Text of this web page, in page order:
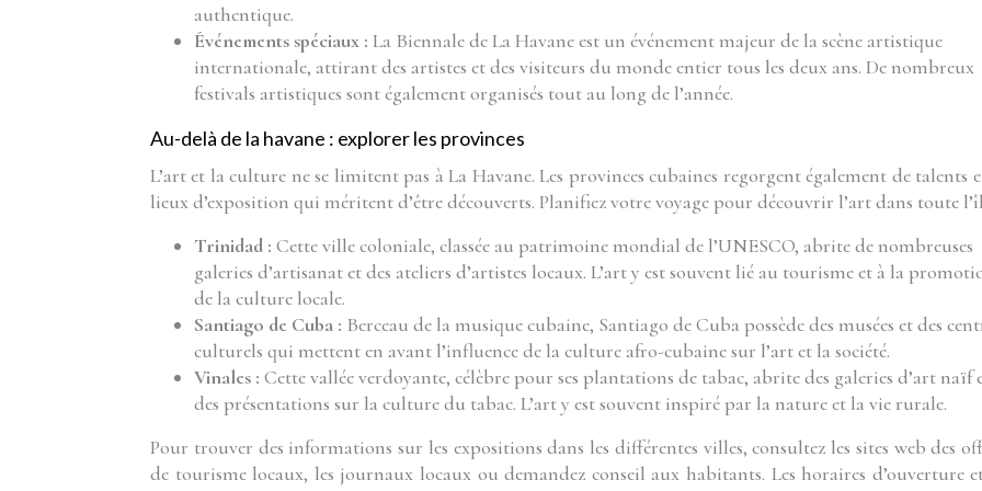
authentique.
Événements spéciaux : La Biennale de La Havane est un événement majeur de la scène artistique
internationale, attirant des artistes et des visiteurs du monde entier tous les deux ans. De nombreux
festivals artistiques sont également organisés tout au long de l’année.
Au-delà de la havane : explorer les provinces
L’art et la culture ne se limitent pas à La Havane. Les provinces cubaines regorgent également de talents
lieux d’exposition qui méritent d’être découverts. Planifiez votre voyage pour découvrir l’art dans toute
Trinidad : Cette ville coloniale, classée au patrimoine mondial de l’UNESCO, abrite de nombreuses
galeries d’artisanat et des ateliers d’artistes locaux. L’art y est souvent lié au tourisme et à la
de la culture locale.
Santiago de Cuba : Berceau de la musique cubaine, Santiago de Cuba possède des musées et des
culturels qui mettent en avant l’influence de la culture afro-cubaine sur l’art et la société.
Vinales : Cette vallée verdoyante, célèbre pour ses plantations de tabac, abrite des galeries d’art naïf
des présentations sur la culture du tabac. L’art y est souvent inspiré par la nature et la vie rurale.
Pour trouver des informations sur les expositions dans les différentes villes, consultez les sites web des
de tourisme locaux, les journaux locaux ou demandez conseil aux habitants. Les horaires d’ouverture